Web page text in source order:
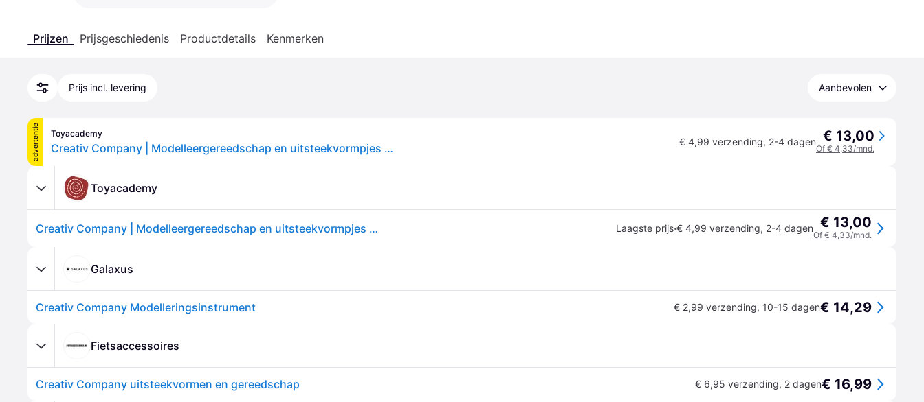
Prijzen Prijsgeschiedenis Productdetails Kenmerken
Prijs incl. levering Aanbevolen
advertentie Toyacademy
Creativ Company | Modelleergereedschap en uitsteekvormpjes - 15 stk € 4,99 verzending, 2-4 dagen € 13,00
Of € 4,33/mnd.
Toyacademy
Creativ Company | Modelleergereedschap en uitsteekvormpjes - 15 stk Laagste prijs·€ 4,99 verzending, 2-4 dagen € 13,00
Of € 4,33/mnd.
Galaxus
Creativ Company Modelleringsinstrument € 2,99 verzending, 10-15 dagen€ 14,29
Fietsaccessoires
Creativ Company uitsteekvormen en gereedschap € 6,95 verzending, 2 dagen€ 16,99